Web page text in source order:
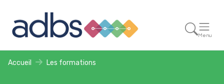
Menu
Accueil Les formations